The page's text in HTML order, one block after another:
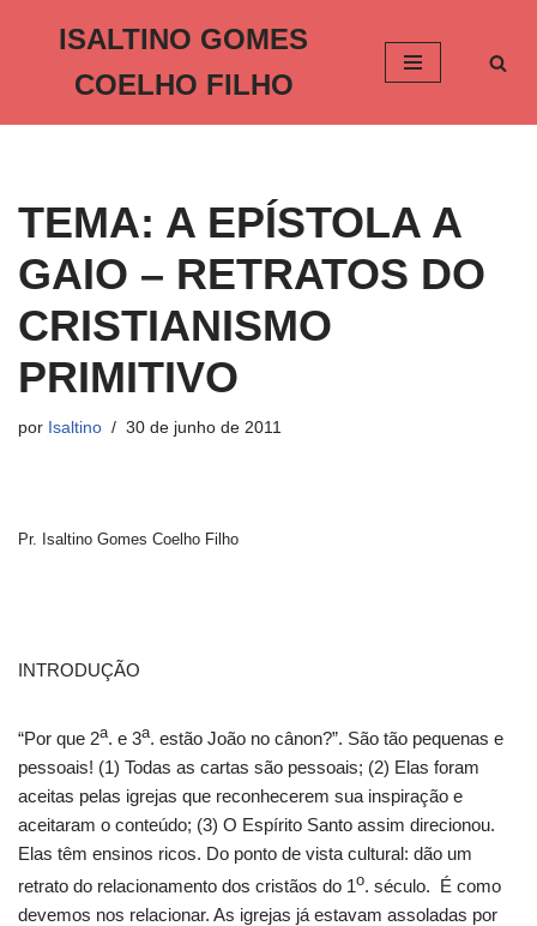
o
ISALTINO GOMES
COELHO FILHO
TEMA: A EPÍSTOLA A
GAIO – RETRATOS DO
CRISTIANISMO
PRIMITIVO
por Isaltino 30 de junho de 2011
Pr. Isaltino Gomes Coelho Filho
INTRODUÇÃO
“Por que 2a. e 3a. estão João no cânon?”. São tão pequenas e
pessoais! (1) Todas as cartas são pessoais; (2) Elas foram
aceitas pelas igrejas que reconhecerem sua inspiração e
aceitaram o conteúdo; (3) O Espírito Santo assim direcionou.
Elas têm ensinos ricos. Do ponto de vista cultural: dão um
retrato do relacionamento dos cristãos do 1o. século. É como
devemos nos relacionar. As igrejas já estavam assoladas por